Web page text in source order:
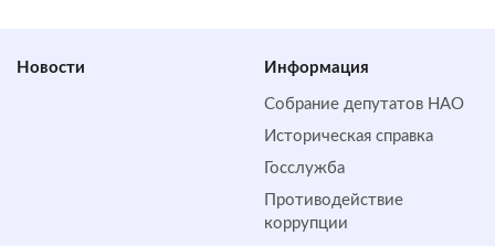
Новости Информация
Собрание депутатов НАО
Историческая справка
Госслужба
Противодействие
коррупции